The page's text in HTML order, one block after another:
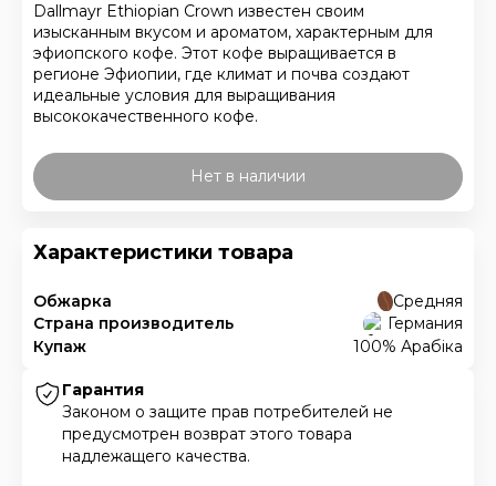
Dallmayr Ethiopian Crown известен своим
изысканным вкусом и ароматом, характерным для
эфиопского кофе. Этот кофе выращивается в
регионе Эфиопии, где климат и почва создают
идеальные условия для выращивания
высококачественного кофе.
Нет в наличии
Характеристики товара
Обжарка
Средняя
Страна производитель
Германия
Купаж
100% Арабіка
Гарантия
Законом о защите прав потребителей не
предусмотрен возврат этого товара
надлежащего качества.